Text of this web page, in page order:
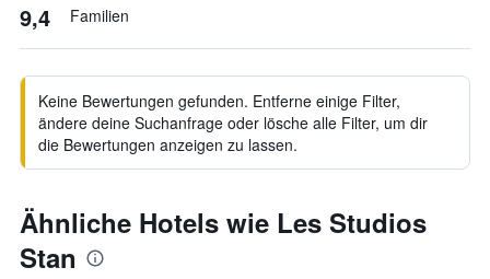
9,4 Familien
Keine Bewertungen gefunden. Entferne einige Filter,
ändere deine Suchanfrage oder lösche alle Filter, um dir
die Bewertungen anzeigen zu lassen.
Ähnliche Hotels wie Les Studios
Stan